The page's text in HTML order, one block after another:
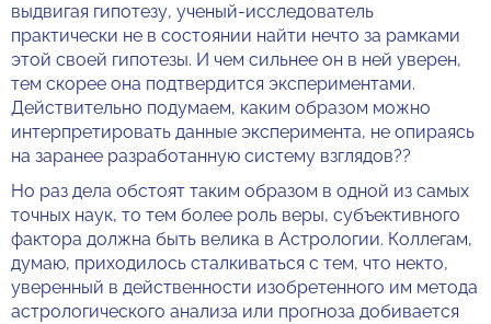
выдвигая гипотезу, ученый-исследователь
практически не в состоянии найти нечто за рамками
этой своей гипотезы. И чем сильнее он в ней уверен,
тем скорее она подтвердится экспериментами.
Действительно подумаем, каким образом можно
интерпретировать данные эксперимента, не опираясь
на заранее разработанную систему взглядов??
Но раз дела обстоят таким образом в одной из самых
точных наук, то тем более роль веры, субъективного
фактора должна быть велика в Астрологии. Коллегам,
думаю, приходилось сталкиваться с тем, что некто,
уверенный в действенности изобретенного им метода
астрологического анализа или прогноза добивается